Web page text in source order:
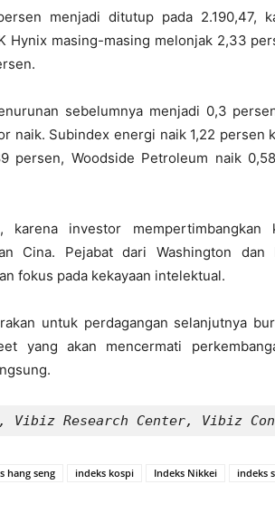
menjadi ditutup pada 2.190,47,
Hynix masing-masing melonjak 2,33
sebelumnya menjadi 0,3
naik. Subindex energi naik 1,22 persen
persen, Woodside Petroleum naik
investor mempertimbangkan
Cina. Pejabat dari Washington dan
fokus pada kekayaan intelektual.
untuk perdagangan selanjutnya
yang akan mencermati
Research Center, Vibiz
hang seng indeks kospi Indeks Nikkei
indeks